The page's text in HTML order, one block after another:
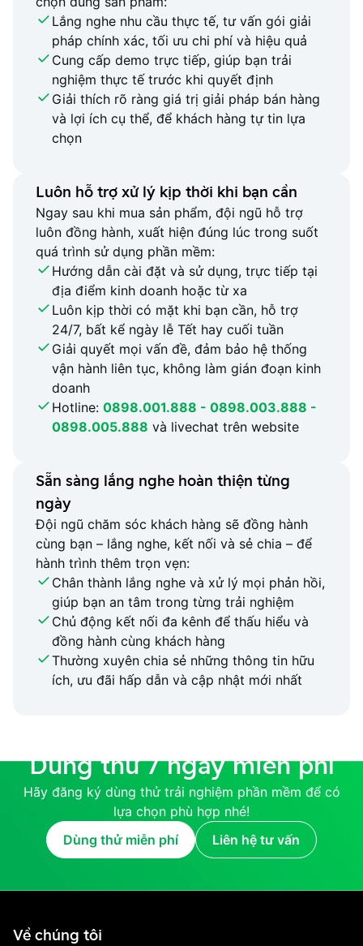
Lắng nghe nhu cầu thực tế, tư vấn gói giải
pháp chính xác, tối ưu chi phí và hiệu quả
Cung cấp demo trực tiếp, giúp bạn trải
nghiệm thực tế trước khi quyết định
Giải thích rõ ràng giá trị giải pháp bán hàng
và lợi ích cụ thể, để khách hàng tự tin lựa
chọn
Luôn hỗ trợ xử lý kịp thời khi bạn cần
Ngay sau khi mua sản phẩm, đội ngũ hỗ trợ
luôn đồng hành, xuất hiện đúng lúc trong suốt
quá trình sử dụng phần mềm:
Hướng dẫn cài đặt và sử dụng, trực tiếp tại
địa điểm kinh doanh hoặc từ xa
Luôn kịp thời có mặt khi bạn cần, hỗ trợ
24/7, bất kể ngày lễ Tết hay cuối tuần
Giải quyết mọi vấn đề, đảm bảo hệ thống
vận hành liên tục, không làm gián đoạn kinh
doanh
Hotline: 0898.001.888 - 0898.003.888 -
0898.005.888 và livechat trên website
Sẵn sàng lắng nghe hoàn thiện từng
ngày
Đội ngũ chăm sóc khách hàng sẽ đồng hành
cùng bạn – lắng nghe, kết nối và sẻ chia – để
hành trình thêm trọn vẹn:
Chân thành lắng nghe và xử lý mọi phản hồi,
giúp bạn an tâm trong từng trải nghiệm
Chủ động kết nối đa kênh để thấu hiểu và
đồng hành cùng khách hàng
Thường xuyên chia sẻ những thông tin hữu
ích, ưu đãi hấp dẫn và cập nhật mới nhất
Dùng thử 7 ngày miễn phí
Hãy đăng ký dùng thử trải nghiệm phần mềm để có
lựa chọn phù hợp nhé!
Dùng thử miễn phí
Liên hệ tư vấn
Về chúng tôi